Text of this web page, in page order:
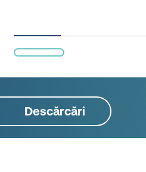
Descărcări